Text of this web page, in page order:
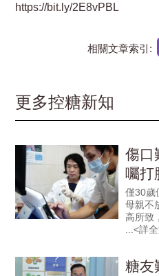
https://bit.ly/2E8vPBL
相關文章索引:
更多控糖新知
傷口
囑打
僅30歲
母親不
高所致
糖友